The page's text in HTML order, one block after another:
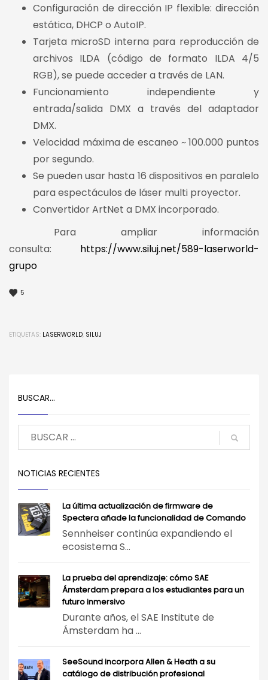
Configuración de dirección IP flexible: dirección
estática, DHCP o AutoIP.
Tarjeta microSD interna para reproducción de
archivos ILDA (código de formato ILDA 4/5
RGB), se puede acceder a través de LAN.
Funcionamiento independiente y
entrada/salida DMX a través del adaptador
DMX.
Velocidad máxima de escaneo ~ 100.000 puntos
por segundo.
Se pueden usar hasta 16 dispositivos en paralelo
para espectáculos de láser multi proyector.
Convertidor ArtNet a DMX incorporado.
Para ampliar información
consulta: https://www.siluj.net/589-laserworld-
grupo
5
ETIQUETAS: LASERWORLD, SILUJ
BUSCAR…
NOTICIAS RECIENTES
La última actualización de firmware de
Spectera añade la funcionalidad de Comando
Sennheiser continúa expandiendo el
ecosistema S...
La prueba del aprendizaje: cómo SAE
Ámsterdam prepara a los estudiantes para un
futuro inmersivo
Durante años, el SAE Institute de
Ámsterdam ha ...
SeeSound incorpora Allen & Heath a su
catálogo de distribución profesional